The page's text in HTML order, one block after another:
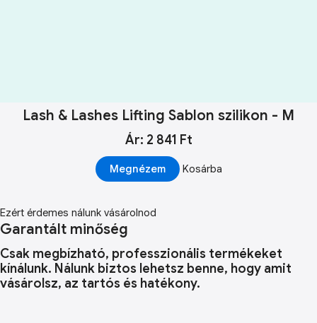
Lash & Lashes Lifting Sablon szilikon - M
Ár: 2 841 Ft
Megnézem Kosárba
Ezért érdemes nálunk vásárolnod
Garantált minőség
Csak megbízható, professzionális termékeket
kínálunk. Nálunk biztos lehetsz benne, hogy amit
vásárolsz, az tartós és hatékony.